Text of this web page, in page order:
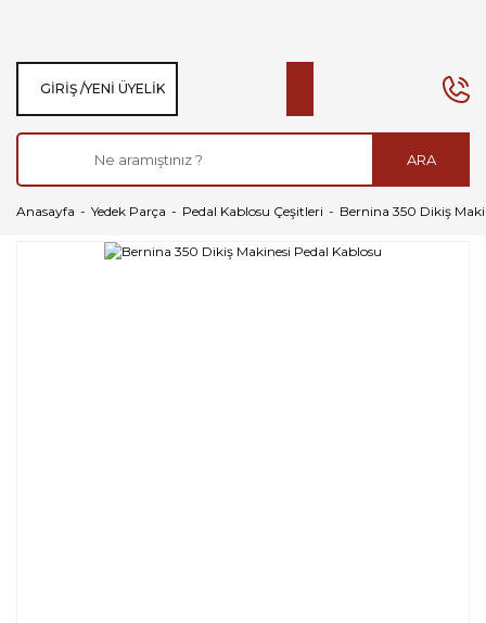
ARA
GIRIŞ /YENI ÜYELIK
Anasayfa Yedek Parça Pedal Kablosu Çeşitleri Bernina 350 Dikiş